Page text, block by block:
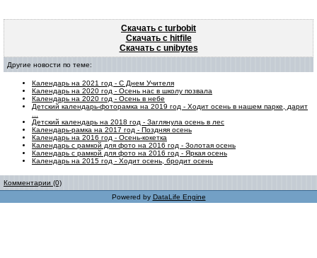
Скачать с turbobit
Скачать с hitfile
Скачать с unibytes
Другие новости по теме:
Календарь на 2021 год - С Днем Учителя
Календарь на 2020 год - Осень нас в школу позвала
Календарь на 2020 год - Осень в небе
Детский календарь-фоторамка на 2019 год - Ходит осень в нашем парке, дарит
Детский календарь на 2018 год - Заглянула осень в лес
Календарь-рамка на 2017 год - Поздняя осень
Календарь на 2016 год - Осень-кокетка
Календарь с рамкой для фото на 2016 год - Золотая осень
Календарь с рамкой для фото на 2016 год - Яркая осень
Календарь на 2015 год - Ходит осень, бродит осень
Комментарии (0)
Powered by DataLife Engine